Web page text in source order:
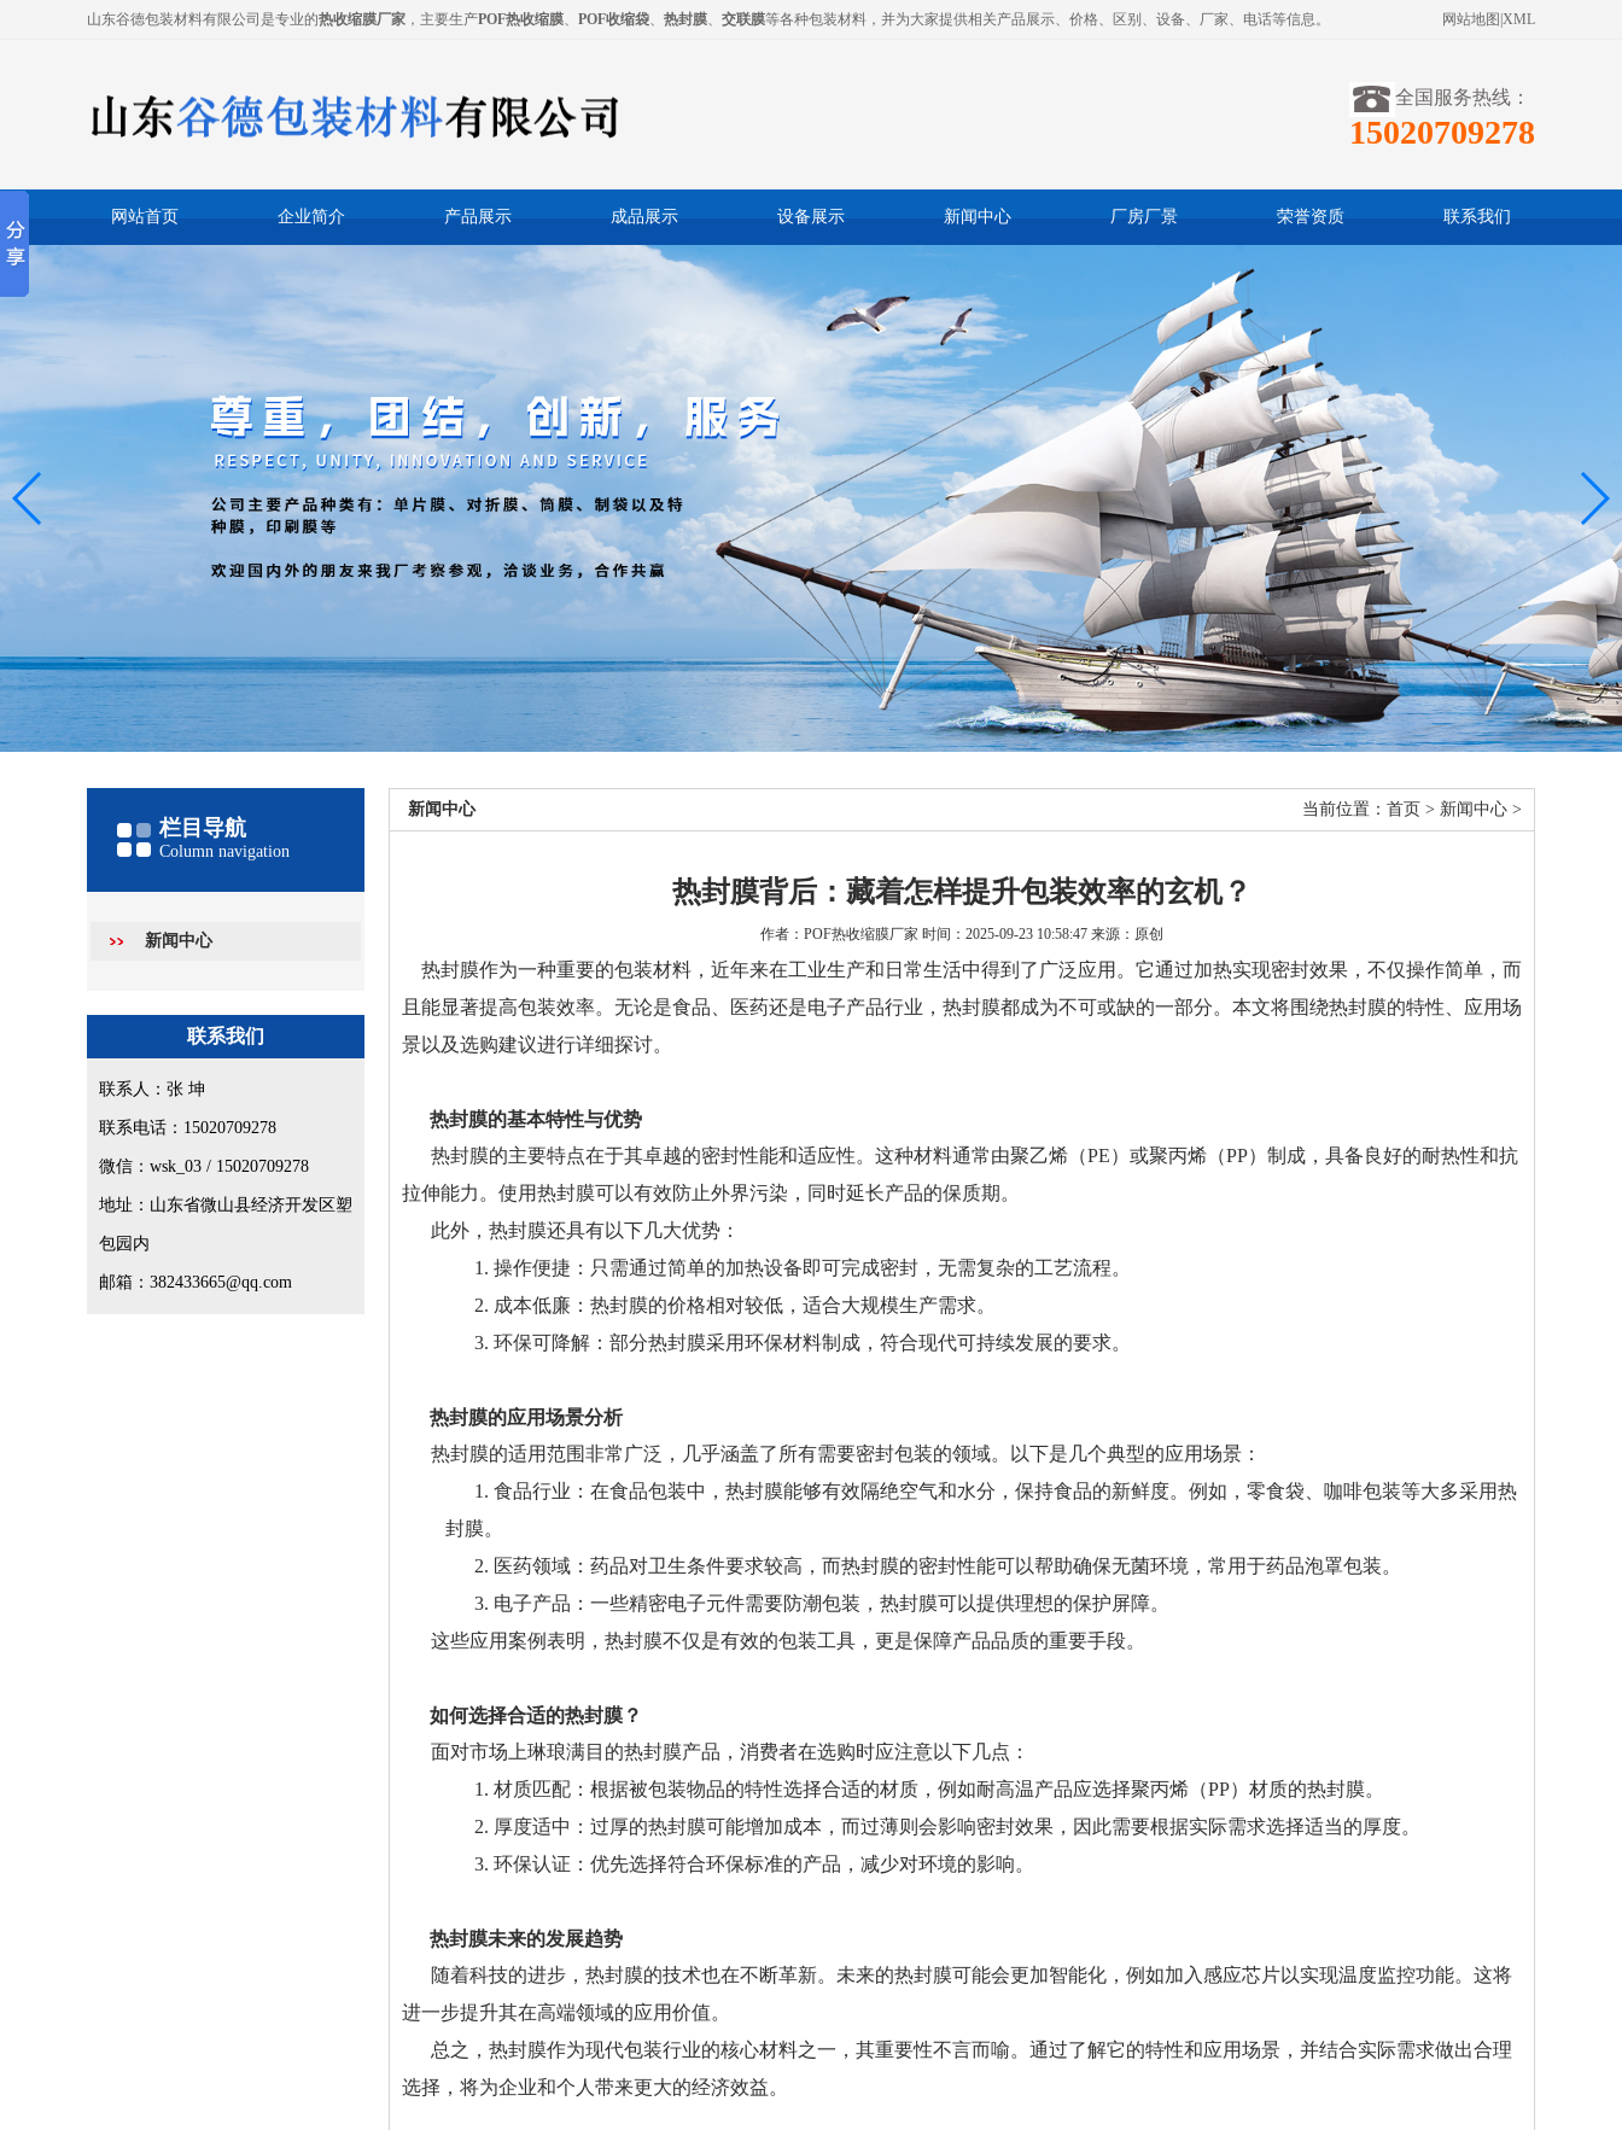
山东谷德包装材料有限公司是专业的热收缩膜厂家 ，主要生产POF热收缩膜、 POF收缩袋、 热封膜、 交联膜等各种包装材料，并为大家提供相关产品展示、价格、区别、设备、厂家、电话等信息。 网站地图 XML
全国服务热线：
15020709278
网站首页 企业简介 产品展示 成品展示 设备展示 新闻中心 厂房厂景 荣誉资质 联系我们
栏目导航
Column navigation
新闻中心
联系我们
联系人：张 坤
联系电话：15020709278
微信：wsk_03 / 15020709278
地址：山东省微山县经济开发区塑
包园内
邮箱：382433665@qq.com
当前位置： 首页 > 新闻中心 >
新闻中心
热封膜背后：藏着怎样提升包装效率的玄机？
作者：POF热收缩膜厂家 时间：2025-09-23 10:58:47 来源：原创
热封膜作为一种重要的包装材料，近年来在工业生产和日常生活中得到了广泛应用。它通过加热实现密封效果，不仅操作简单，而
且能显著提高包装效率。无论是食品、医药还是电子产品行业，热封膜都成为不可或缺的一部分。本文将围绕热封膜的特性、应用场
景以及选购建议进行详细探讨。
热封膜的基本特性与优势
热封膜的主要特点在于其卓越的密封性能和适应性。这种材料通常由聚乙烯（PE）或聚丙烯（PP）制成，具备良好的耐热性和抗
拉伸能力。使用热封膜可以有效防止外界污染，同时延长产品的保质期。
此外，热封膜还具有以下几大优势：
1. 操作便捷：只需通过简单的加热设备即可完成密封，无需复杂的工艺流程。
2. 成本低廉：热封膜的价格相对较低，适合大规模生产需求。
3. 环保可降解：部分热封膜采用环保材料制成，符合现代可持续发展的要求。
热封膜的应用场景分析
热封膜的适用范围非常广泛，几乎涵盖了所有需要密封包装的领域。以下是几个典型的应用场景：
1. 食品行业：在食品包装中，热封膜能够有效隔绝空气和水分，保持食品的新鲜度。例如，零食袋、咖啡包装等大多采用热
封膜。
2. 医药领域：药品对卫生条件要求较高，而热封膜的密封性能可以帮助确保无菌环境，常用于药品泡罩包装。
3. 电子产品：一些精密电子元件需要防潮包装，热封膜可以提供理想的保护屏障。
这些应用案例表明，热封膜不仅是有效的包装工具，更是保障产品品质的重要手段。
如何选择合适的热封膜？
面对市场上琳琅满目的热封膜产品，消费者在选购时应注意以下几点：
1. 材质匹配：根据被包装物品的特性选择合适的材质，例如耐高温产品应选择聚丙烯（PP）材质的热封膜。
2. 厚度适中：过厚的热封膜可能增加成本，而过薄则会影响密封效果，因此需要根据实际需求选择适当的厚度。
3. 环保认证：优先选择符合环保标准的产品，减少对环境的影响。
热封膜未来的发展趋势
随着科技的进步，热封膜的技术也在不断革新。未来的热封膜可能会更加智能化，例如加入感应芯片以实现温度监控功能。这将
进一步提升其在高端领域的应用价值。
总之，热封膜作为现代包装行业的核心材料之一，其重要性不言而喻。通过了解它的特性和应用场景，并结合实际需求做出合理
选择，将为企业和个人带来更大的经济效益。